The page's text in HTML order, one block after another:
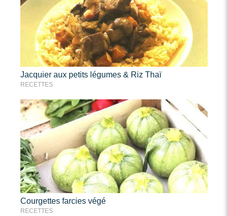
Jacquier aux petits légumes & Riz Thaï
RECETTES
Courgettes farcies végé
RECETTES